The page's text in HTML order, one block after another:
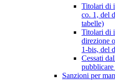
Titolari di
co. 1, del
tabelle)
Titolari di
direzione
1-bis, del
Cessati
Sanzioni per